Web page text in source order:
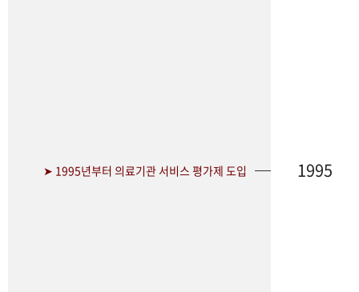
➤ 1995년부터 의료기관 서비스 평가제 도입 1995